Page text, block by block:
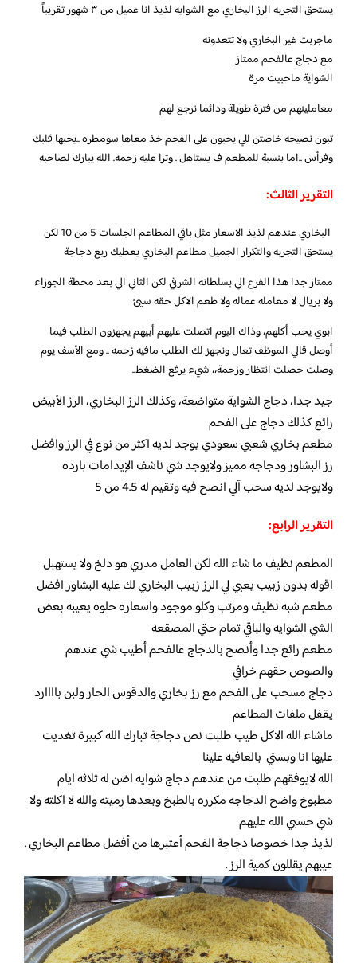
يستحق التجربه الرز البخاري مع الشوايه لذيذ انا عميل من ٣ شهور تقريباً
ماجربت غير البخاري ولا تتعدونه
مع دجاج عالفحم ممتاز
الشواية ماحبيت مرة
معاملينهم من فترة طويلة ودائما نرجع لهم
تبون نصيحه خاصتن للي يحبون على الفحم خذ معاها سومطره ..يحبها قلبك
وفرأس ..اما بنسبة للمطعم ف يستاهل . وترا عليه زحمه. الله يبارك لصاحبه
التقرير الثالث:
البخاري عندهم لذيذ الاسعار مثل باقي المطاعم الجلسات 5 من 10 لكن
يستحق التجربه والتكرار الجميل مطاعم البخاري يعطيك ربع دجاجة
ممتاز جدا هذا الفرع الي بسلطانه الشرقي لكن الثاني الي بعد محطة الجوزاء
ولا بريال لا معامله عماله ولا طعم الاكل حقه سيئ
ابوي يحب أكلهم، وذاك اليوم اتصلت عليهم أبيهم يجهزون الطلب فيما
أوصل قالي الموظف تعال ونجهز لك الطلب مافيه زحمه .. ومع الأسف يوم
وصلت حصلت انتظار وزحمة،، شيء يرفع الضغط..
جيد جدا، دجاج الشواية متواضعة، وكذلك الرز البخاري، الرز الأبيض
رائع كذلك دجاج على الفحم
مطعم بخاري شعبي سعودي يوجد لديه اكثر من نوع في الرز وافضل
رز البشاور ودجاجه مميز ولايوجد شي ناشف الإيدامات بارده
ولايوجد لديه سحب آلي انصح فيه وتقيم له 4.5 من 5
التقرير الرابع:
المطعم نظيف ما شاء الله لكن العامل مدري هو دلخ ولا يستهبل
اقوله بدون زبيب يعبي لي الرز زبيب البخاري لك عليه البشاور افضل
مطعم شبه نظيف ومرتب وكلو موجود واسعاره حلوه يعيبه بعض
الشي الشوايه والباقي تمام حتي المصقعه
مطعم رائع جدا وأنصح بالدجاج عالفحم أطيب شي عندهم
والصوص حقهم خرافي
دجاج مسحب على الفحم مع رز بخاري والدقوس الحار ولبن باااارد
يقفل ملفات المطاعم
ماشاء الله الاكل طيب طلبت نص دجاجة تبارك الله كبيرة تغديت
عليها انا وبستي بالعافيه علينا
الله لايوفقهم طلبت من عندهم دجاج شوايه اضن له ثلاثه ايام
مطبوخ واضح الدجاجه مكرره بالطبخ وبعدها رميته والله لا اكلته ولا
شي حسبي الله عليهم
لذيذ جدا خصوصا دجاجة الفحم أعتبرها من أفضل مطاعم البخاري .
عيبهم يقللون كمية الرز .